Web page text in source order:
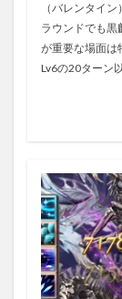
（バレンタイ
ラウンドでも黒
が重要な場面は
Lv6の20ターン